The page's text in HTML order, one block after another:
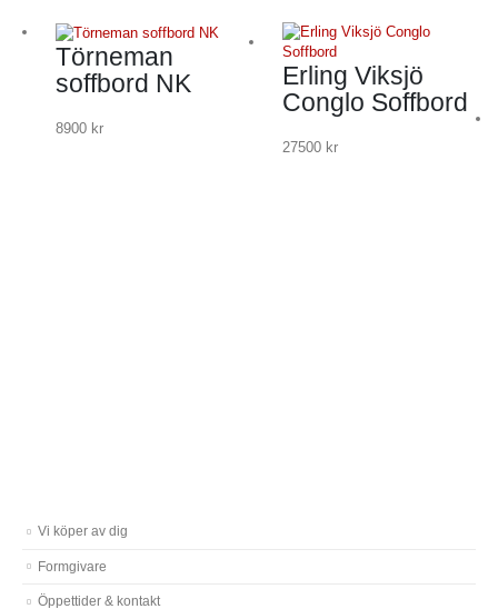
Törneman
soffbord NK
8900 kr
Erling Viksjö
Conglo Soffbord
27500 kr
Vi köper av dig
Formgivare
Öppettider & kontakt